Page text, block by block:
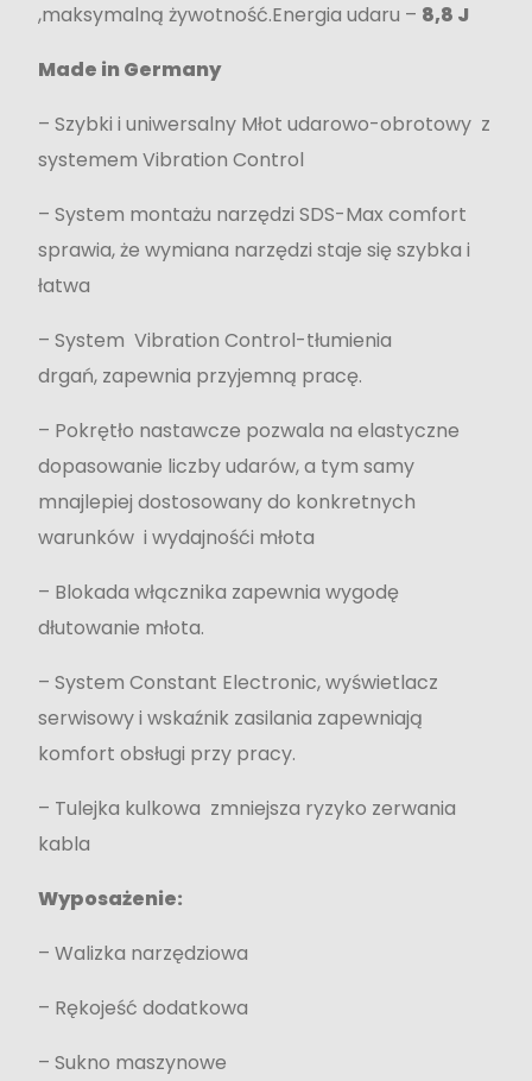
,maksymalną żywotność.Energia udaru – 8,8 J
Made in Germany
– Szybki i uniwersalny Młot udarowo-obrotowy z
systemem Vibration Control
– System montażu narzędzi SDS-Max comfort
sprawia, że wymiana narzędzi staje się szybka i
łatwa
– System Vibration Control-tłumienia
drgań, zapewnia przyjemną pracę.
– Pokrętło nastawcze pozwala na elastyczne
dopasowanie liczby udarów, a tym samy
mnajlepiej dostosowany do konkretnych
warunków i wydajnośći młota
– Blokada włącznika zapewnia wygodę
dłutowanie młota.
– System Constant Electronic, wyświetlacz
serwisowy i wskaźnik zasilania zapewniają
komfort obsługi przy pracy.
– Tulejka kulkowa zmniejsza ryzyko zerwania
kabla
Wyposażenie:
– Walizka narzędziowa
– Rękojeść dodatkowa
– Sukno maszynowe